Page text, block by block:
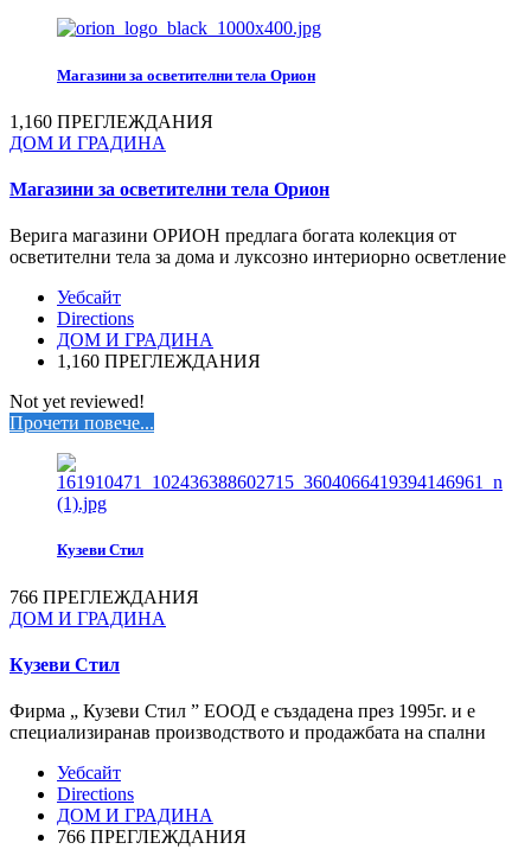
Магазини за осветителни тела Орион
1,160 ПРЕГЛЕЖДАНИЯ
ДОМ И ГРАДИНА
Магазини за осветителни тела Орион
Верига магазини ОРИОН предлага богата колекция от
осветителни тела за дома и луксозно интериорно осветление
Уебсайт
Directions
ДОМ И ГРАДИНА
1,160 ПРЕГЛЕЖДАНИЯ
Not yet reviewed!
Прочети повече...
Кузеви Стил
766 ПРЕГЛЕЖДАНИЯ
ДОМ И ГРАДИНА
Кузеви Стил
Фирма „ Кузеви Стил ” ЕООД е създадена през 1995г. и е
специализиранав производството и продажбата на спални
Уебсайт
Directions
ДОМ И ГРАДИНА
766 ПРЕГЛЕЖДАНИЯ